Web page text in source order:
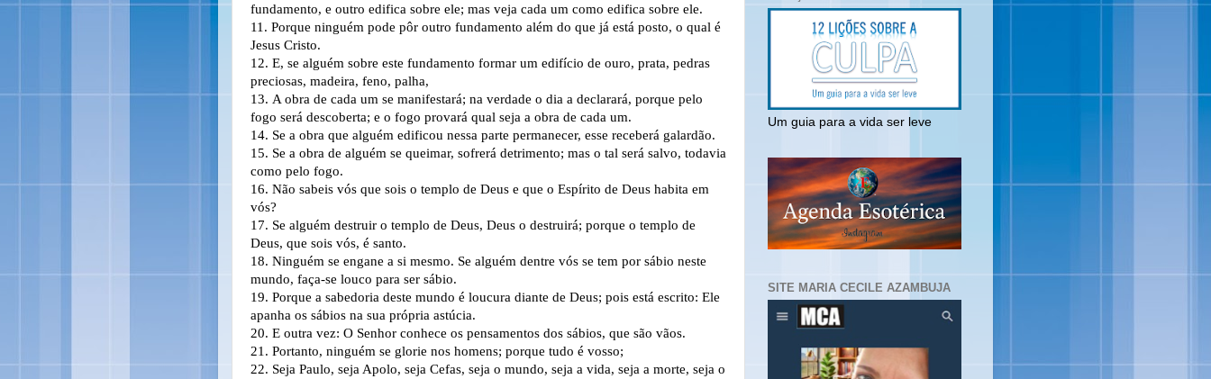
fundamento, e outro edifica sobre ele; mas veja cada um como edifica sobre ele.
11. Porque ninguém pode pôr outro fundamento além do que já está posto, o qual é
Jesus Cristo.
12. E, se alguém sobre este fundamento formar um edifício de ouro, prata, pedras
preciosas, madeira, feno, palha,
13. A obra de cada um se manifestará; na verdade o dia a declarará, porque pelo
fogo será descoberta; e o fogo provará qual seja a obra de cada um.
14. Se a obra que alguém edificou nessa parte permanecer, esse receberá galardão.
15. Se a obra de alguém se queimar, sofrerá detrimento; mas o tal será salvo, todavia
como pelo fogo.
16. Não sabeis vós que sois o templo de Deus e que o Espírito de Deus habita em
vós?
17. Se alguém destruir o templo de Deus, Deus o destruirá; porque o templo de
Deus, que sois vós, é santo.
18. Ninguém se engane a si mesmo. Se alguém dentre vós se tem por sábio neste
mundo, faça-se louco para ser sábio.
19. Porque a sabedoria deste mundo é loucura diante de Deus; pois está escrito: Ele
apanha os sábios na sua própria astúcia.
20. E outra vez: O Senhor conhece os pensamentos dos sábios, que são vãos.
21. Portanto, ninguém se glorie nos homens; porque tudo é vosso;
22. Seja Paulo, seja Apolo, seja Cefas, seja o mundo, seja a vida, seja a morte, seja o
Um guia para a vida ser leve
SITE MARIA CECILE AZAMBUJA